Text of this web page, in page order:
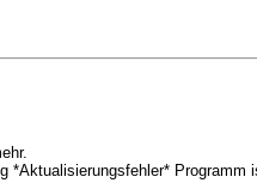
*Aktualisierungsfehler* Programm